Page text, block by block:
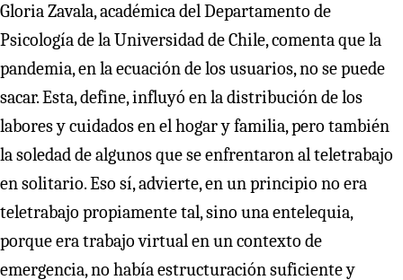
Gloria Zavala, académica del Departamento de
Psicología de la Universidad de Chile, comenta que la
pandemia, en la ecuación de los usuarios, no se puede
sacar. Esta, define, influyó en la distribución de los
labores y cuidados en el hogar y familia, pero también
la soledad de algunos que se enfrentaron al teletrabajo
en solitario. Eso sí, advierte, en un principio no era
teletrabajo propiamente tal, sino una entelequia,
porque era trabajo virtual en un contexto de
emergencia, no había estructuración suficiente y